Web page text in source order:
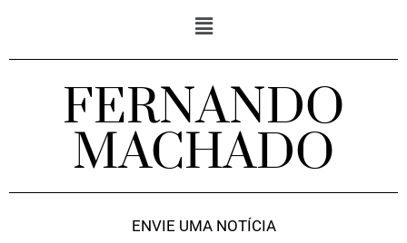
FERNANDO
MACHADO
ENVIE UMA NOTÍCIA